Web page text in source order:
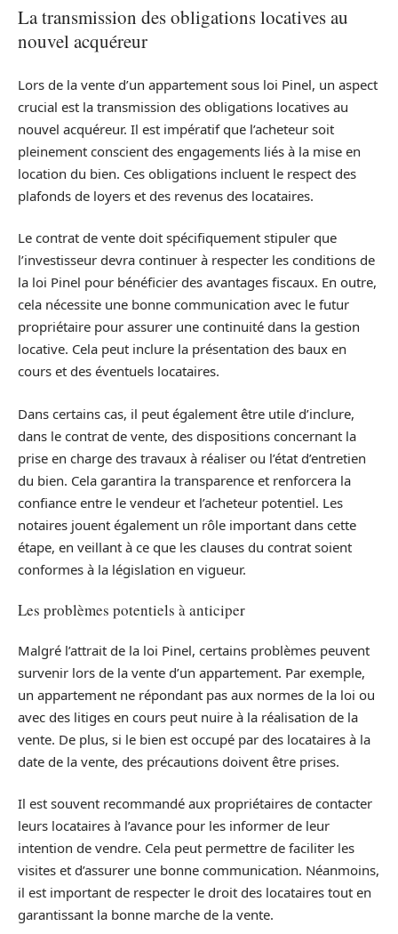
La transmission des obligations locatives au
nouvel acquéreur
Lors de la vente d’un appartement sous loi Pinel, un aspect
crucial est la transmission des obligations locatives au
nouvel acquéreur. Il est impératif que l’acheteur soit
pleinement conscient des engagements liés à la mise en
location du bien. Ces obligations incluent le respect des
plafonds de loyers et des revenus des locataires.
Le contrat de vente doit spécifiquement stipuler que
l’investisseur devra continuer à respecter les conditions de
la loi Pinel pour bénéficier des avantages fiscaux. En outre,
cela nécessite une bonne communication avec le futur
propriétaire pour assurer une continuité dans la gestion
locative. Cela peut inclure la présentation des baux en
cours et des éventuels locataires.
Dans certains cas, il peut également être utile d’inclure,
dans le contrat de vente, des dispositions concernant la
prise en charge des travaux à réaliser ou l’état d’entretien
du bien. Cela garantira la transparence et renforcera la
confiance entre le vendeur et l’acheteur potentiel. Les
notaires jouent également un rôle important dans cette
étape, en veillant à ce que les clauses du contrat soient
conformes à la législation en vigueur.
Les problèmes potentiels à anticiper
Malgré l’attrait de la loi Pinel, certains problèmes peuvent
survenir lors de la vente d’un appartement. Par exemple,
un appartement ne répondant pas aux normes de la loi ou
avec des litiges en cours peut nuire à la réalisation de la
vente. De plus, si le bien est occupé par des locataires à la
date de la vente, des précautions doivent être prises.
Il est souvent recommandé aux propriétaires de contacter
leurs locataires à l’avance pour les informer de leur
intention de vendre. Cela peut permettre de faciliter les
visites et d’assurer une bonne communication. Néanmoins,
il est important de respecter le droit des locataires tout en
garantissant la bonne marche de la vente.